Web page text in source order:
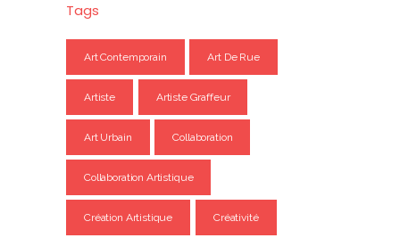
Tags
Art Contemporain Art De Rue
Artiste Artiste Graffeur
Art Urbain Collaboration
Collaboration Artistique
Création Artistique Créativité